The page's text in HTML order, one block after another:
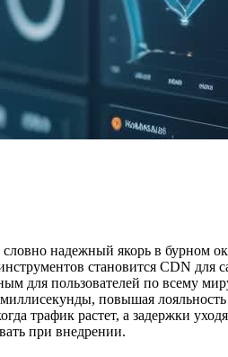
надежный якорь в бурном
становится CDN для
для пользователей по всему
повышая
растет, а задержки
при внедрении.